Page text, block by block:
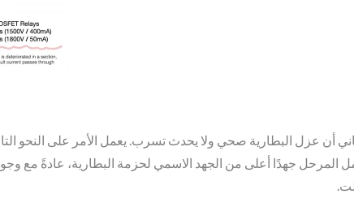
أن عزل البطارية صحي ولا يحدث تسرب. يعمل الأمر على النحو
المرحل جهدًا أعلى من الجهد الاسمي لحزمة البطارية، عادةً مع